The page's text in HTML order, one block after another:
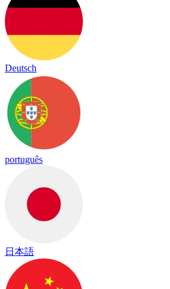
Deutsch
português
日本語